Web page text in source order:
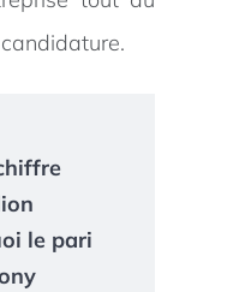
le pari